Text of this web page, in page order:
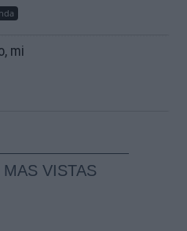
mi
VISTAS